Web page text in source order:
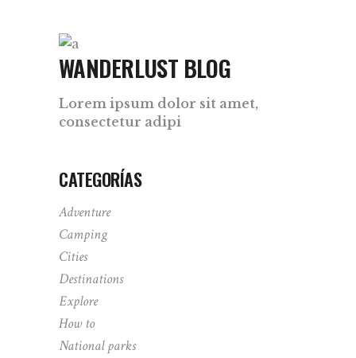
WANDERLUST BLOG
Lorem ipsum dolor sit amet,
consectetur adipi
CATEGORÍAS
Adventure
Camping
Cities
Destinations
Explore
How to
National parks